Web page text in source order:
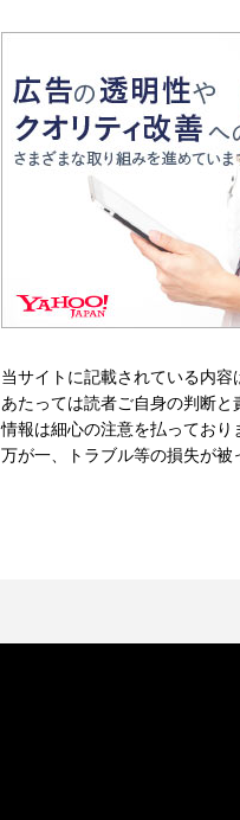
当サイトに記載されている内
あたっては読者ご自身の判断
情報は細心の注意を払っており
万が一、トラブル等の損失が被